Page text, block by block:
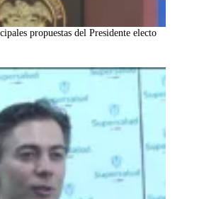
propuestas del Presidente electo